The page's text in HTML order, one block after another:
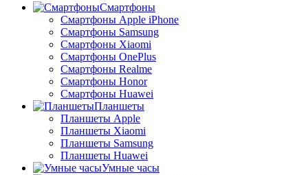
Смартфоны
Смартфоны Apple iPhone
Смартфоны Samsung
Смартфоны Xiaomi
Смартфоны OnePlus
Смартфоны Realme
Смартфоны Honor
Смартфоны Huawei
Планшеты
Планшеты Apple
Планшеты Xiaomi
Планшеты Samsung
Планшеты Huawei
Умные часы